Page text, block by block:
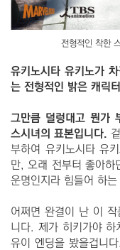
전형적인 착한
유키노시타 유키노가
는 전형적인 밝은 캐릭
그만큼 덜렁대고 뭔가
스시녀의 표본입니다.
부하여 유키노시타 유
만, 오래 전부터 좋아하
운명인지라 힘들어 하
어쩌면 완결이 난 이
니다. 제가 히키가야 하
유이 엔딩을 봤을겁니